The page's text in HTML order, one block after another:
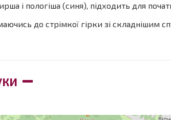
і пологіша (синя), підходить для
до стрімкої гірки зі складнішим